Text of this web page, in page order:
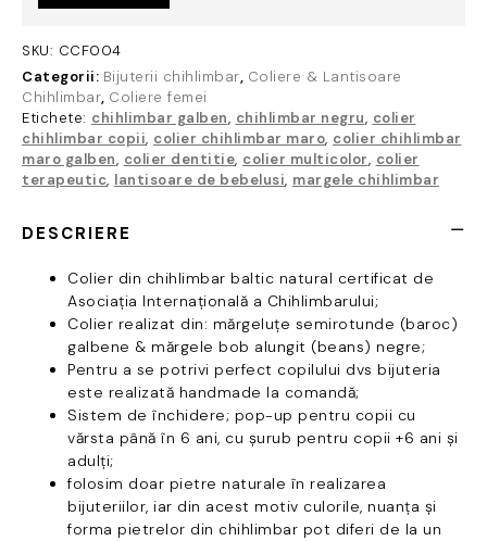
SKU: CCF004
Categorii: Bijuterii chihlimbar, Coliere & Lantisoare
Chihlimbar, Coliere femei
Etichete: chihlimbar galben, chihlimbar negru, colier
chihlimbar copii, colier chihlimbar maro, colier chihlimbar
maro galben, colier dentitie, colier multicolor, colier
terapeutic, lantisoare de bebelusi, margele chihlimbar
DESCRIERE
Colier din chihlimbar baltic natural certificat de
Asociația Internațională a Chihlimbarului;
Colier realizat din: mărgeluțe semirotunde (baroc)
galbene & mărgele bob alungit (beans) negre;
Pentru a se potrivi perfect copilului dvs bijuteria
este realizată handmade la comandă;
Sistem de închidere; pop-up pentru copii cu
vărsta până în 6 ani, cu șurub pentru copii +6 ani și
adulți;
folosim doar pietre naturale în realizarea
bijuteriilor, iar din acest motiv culorile, nuanța și
forma pietrelor din chihlimbar pot diferi de la un